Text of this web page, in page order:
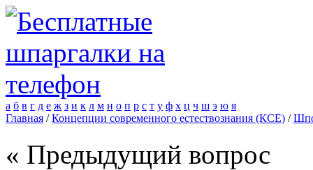
а б в г д е ж з и к л м н о п р с т у ф х ц ч ш э ю я
Главная /Концепции современного естествознания (КСЕ) /
« Предыдущий вопрос